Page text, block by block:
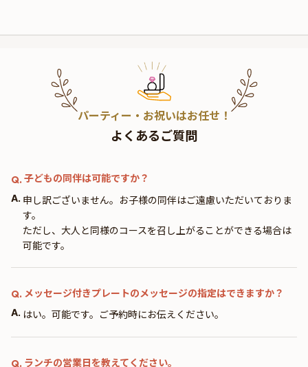
パーティー・お祝いはお任せ！
よくあるご質問
Q.子どもの同伴は可能ですか？
A. 申し訳ございません。お子様の同伴はご遠慮いただいておりま
す。
ただし、大人と同様のコースを召し上がることができる場合は
可能です。
Q. メッセージ付きプレートのメッセージの指定はできますか？
A. はい。可能です。ご予約時にお伝えください。
Q. ランチの営業日を教えてください。